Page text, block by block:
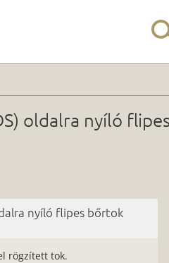
oldalra nyíló
nyíló flipes bőrtok
rögzített tok.